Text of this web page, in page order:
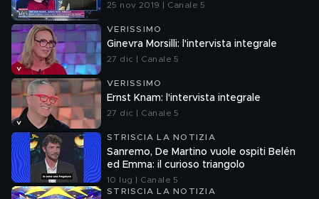
25 nov 2019 | Canale 5
VERISSIMO
Ginevra Morsilli: l'intervista integrale
27 dic | Canale 5
VERISSIMO
Ernst Knam: l'intervista integrale
27 dic | Canale 5
STRISCIA LA NOTIZIA
Sanremo, De Martino vuole ospiti Belén
ed Emma: il curioso triangolo
10 lug | Canale 5
STRISCIA LA NOTIZIA